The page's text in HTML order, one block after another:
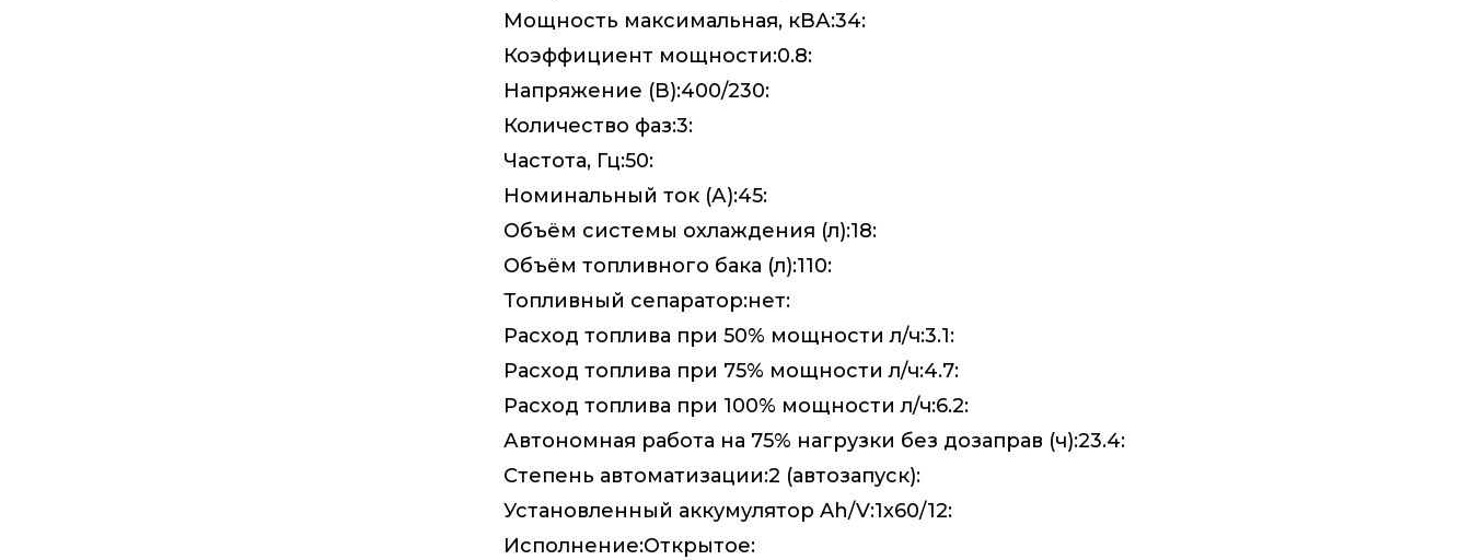
Мощность максимальная, кВА:34:
Коэффициент мощности:0.8:
Напряжение (В):400/230:
Количество фаз:3:
Частота, Гц:50:
Номинальный ток (А):45:
Объём системы охлаждения (л):18:
Объём топливного бака (л):110:
Топливный сепаратор:нет:
Расход топлива при 50% мощности л/ч:3.1:
Расход топлива при 75% мощности л/ч:4.7:
Расход топлива при 100% мощности л/ч:6.2:
Автономная работа на 75% нагрузки без дозаправ (ч):23.4:
Степень автоматизации:2 (автозапуск):
Установленный аккумулятор Ah/V:1х60/12:
Исполнение:Открытое: